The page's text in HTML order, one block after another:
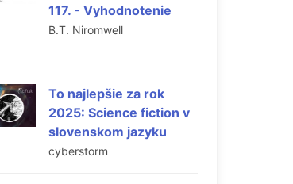
117. - Vyhodnotenie
B.T. Niromwell
To najlepšie za rok
2025: Science fiction v
slovenskom jazyku
cyberstorm